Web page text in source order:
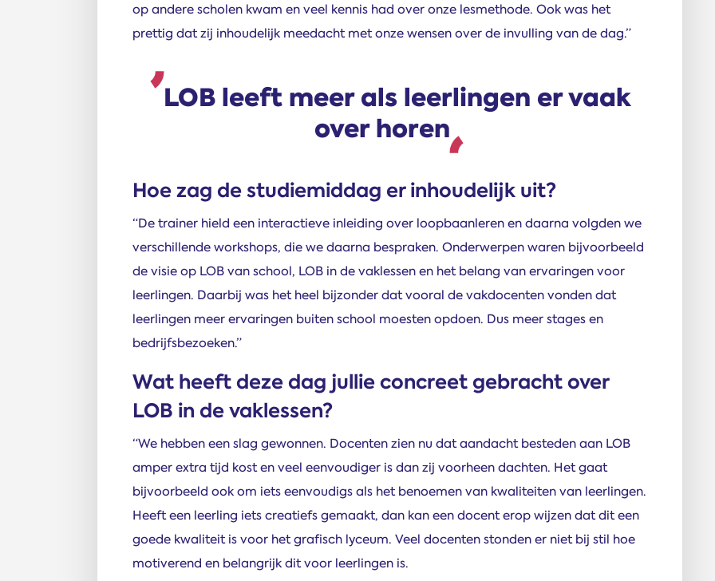
op andere scholen kwam en veel kennis had over onze lesmethode. Ook was het
prettig dat zij inhoudelijk meedacht met onze wensen over de invulling van de dag.”
LOB leeft meer als leerlingen er vaak
over horen
Hoe zag de studiemiddag er inhoudelijk uit?
“De trainer hield een interactieve inleiding over loopbaanleren en daarna volgden we
verschillende workshops, die we daarna bespraken. Onderwerpen waren bijvoorbeeld
de visie op LOB van school, LOB in de vaklessen en het belang van ervaringen voor
leerlingen. Daarbij was het heel bijzonder dat vooral de vakdocenten vonden dat
leerlingen meer ervaringen buiten school moesten opdoen. Dus meer stages en
bedrijfsbezoeken.”
Wat heeft deze dag jullie concreet gebracht over
LOB in de vaklessen?
“We hebben een slag gewonnen. Docenten zien nu dat aandacht besteden aan LOB
amper extra tijd kost en veel eenvoudiger is dan zij voorheen dachten. Het gaat
bijvoorbeeld ook om iets eenvoudigs als het benoemen van kwaliteiten van leerlingen.
Heeft een leerling iets creatiefs gemaakt, dan kan een docent erop wijzen dat dit een
goede kwaliteit is voor het grafisch lyceum. Veel docenten stonden er niet bij stil hoe
motiverend en belangrijk dit voor leerlingen is.